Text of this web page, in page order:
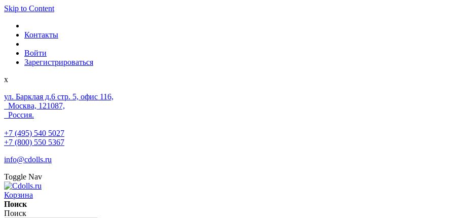
Skip to Content
Контакты
Войти
Зарегистрироваться
x
ул. Барклая д.6 стр. 5, офис 116,
Москва, 121087,
Россия.
+7 (495) 540 5027
+7 (800) 550 5367
info@cdolls.ru
Toggle Nav
Корзина
Поиск
Поиск